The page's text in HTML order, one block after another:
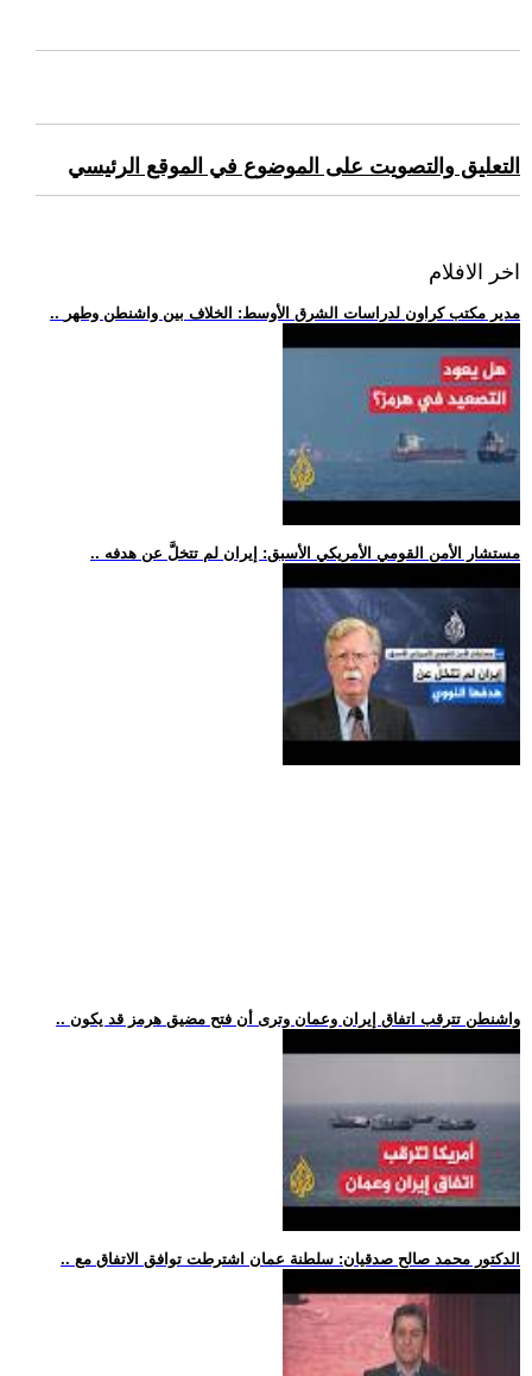
التعليق والتصويت على الموضوع في الموقع الرئيسي
اخر الافلام
.. مدير مكتب كراون لدراسات الشرق الأوسط: الخلاف بين واشنطن وطهر
.. مستشار الأمن القومي الأمريكي الأسبق: إيران لم تتخلَّ عن هدفه
.. واشنطن تترقب اتفاق إيران وعمان وترى أن فتح مضيق هرمز قد يكون
.. الدكتور محمد صالح صدقيان: سلطنة عمان اشترطت توافق الاتفاق مع